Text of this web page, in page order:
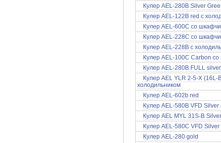
Кулер AEL-280B Silver
Кулер AEL-122B red с
Кулер AEL-600C со
Кулер AEL-228C со
Кулер AEL-228B с
Кулер AEL-100C Carbon
Кулер AEL-280B FULL
Кулер AEL YLR 2-5-X (16L-
холодильником
Кулер AEL-602b red
Кулер AEL-580B VFD
Кулер AEL MYL 31S-B
Кулер AEL-580C VFD
Кулер AEL-280 gold